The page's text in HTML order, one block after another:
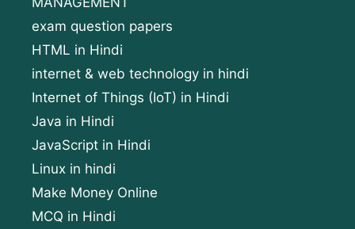
exam question papers
HTML in Hindi
internet & web technology in hindi
Internet of Things (IoT) in Hindi
Java in Hindi
JavaScript in Hindi
Linux in hindi
Make Money Online
MCQ in Hindi